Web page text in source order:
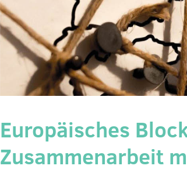
Europäisches
Zusammenarbeit